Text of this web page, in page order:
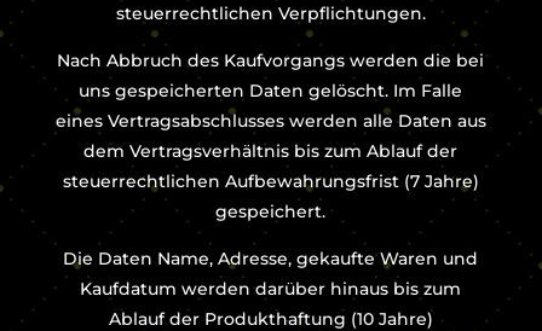
steuerrechtlichen Verpflichtungen.
Nach Abbruch des Kaufvorgangs werden die bei
uns gespeicherten Daten gelöscht. Im Falle
eines Vertragsabschlusses werden alle Daten aus
dem Vertragsverhältnis bis zum Ablauf der
steuerrechtlichen Aufbewahrungsfrist (7 Jahre)
gespeichert.
Die Daten Name, Adresse, gekaufte Waren und
Kaufdatum werden darüber hinaus bis zum
Ablauf der Produkthaftung (10 Jahre)